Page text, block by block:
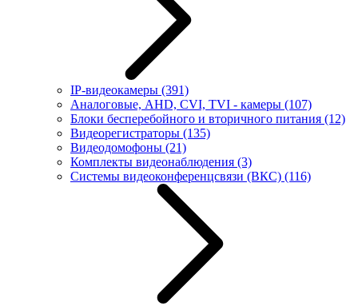
IP-видеокамеры (391)
Аналоговые, AHD, CVI, TVI - камеры (107)
Блоки бесперебойного и вторичного питания (12)
Видеорегистраторы (135)
Видеодомофоны (21)
Комплекты видеонаблюдения (3)
Системы видеоконференцсвязи (ВКС) (116)